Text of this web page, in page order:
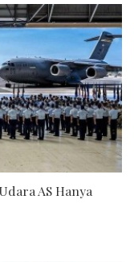
AS Hanya